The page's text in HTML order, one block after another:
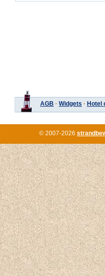
AGB · Widgets · Hotel
© 2007-2026